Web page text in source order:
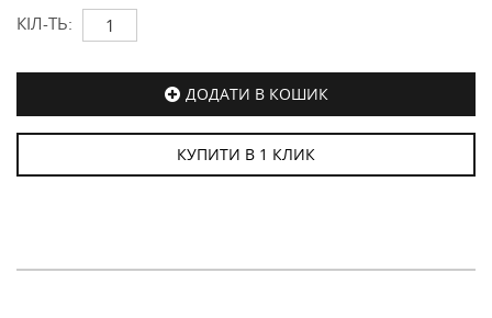
КІЛ-ТЬ:
ДОДАТИ В КОШИК
КУПИТИ В 1 КЛИК